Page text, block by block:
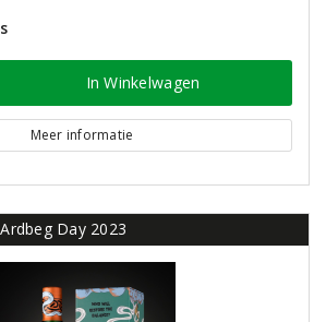
In Winkelwagen
Meer informatie
Day 2023